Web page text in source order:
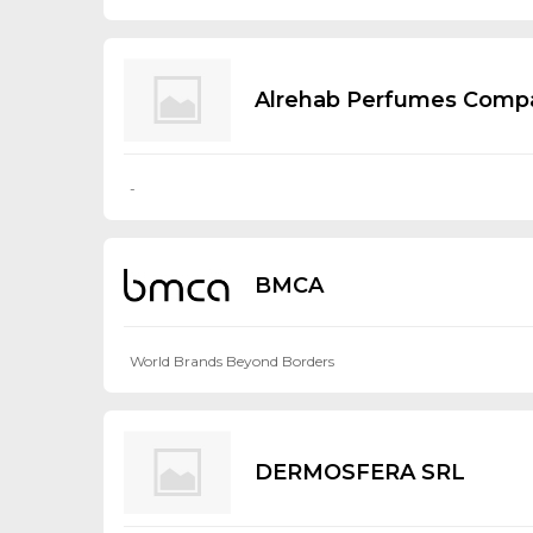
Alrehab Perfumes
-
BMCA
World Brands Beyond Borders
DERMOSFERA SRL